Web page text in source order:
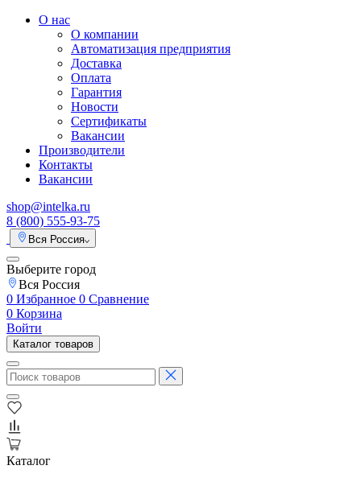
О нас
О компании
Автоматизация предприятия
Доставка
Оплата
Гарантия
Новости
Сертификаты
Вакансии
Производители
Контакты
Вакансии
shop@intelka.ru
8 (800) 555-93-75
Вся Россия
Выберите город
Вся Россия
0 Избранное 0 Сравнение
0 Корзина
Войти
Каталог товаров
Каталог